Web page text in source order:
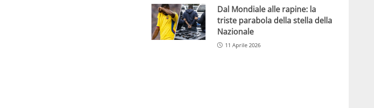
Dal Mondiale alle rapine: la
triste parabola della stella della
Nazionale
11 Aprile 2026